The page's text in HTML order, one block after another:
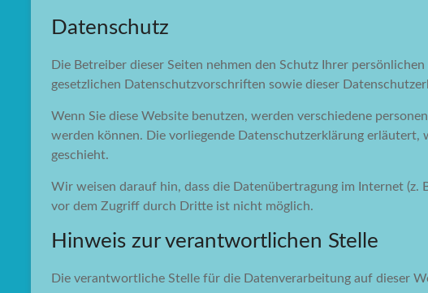
Datenschutz
Die Betreiber dieser Seiten nehmen den Schutz Ihrer
gesetzlichen Datenschutzvorschriften sowie dieser
Wenn Sie diese Website benutzen, werden verschiedene
werden können. Die vorliegende Datenschutzerklärung
geschieht.
Wir weisen darauf hin, dass die Datenübertragung im Internet
vor dem Zugriff durch Dritte ist nicht möglich.
Hinweis zur verantwortlichen Stelle
Die verantwortliche Stelle für die Datenverarbeitung auf dieser